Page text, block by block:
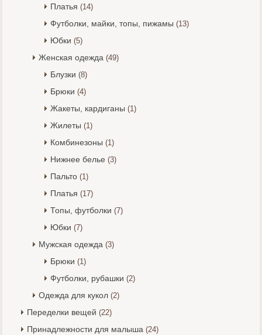
Платья (14)
Футболки, майки, топы, пижамы (13)
Юбки (5)
Женская одежда (49)
Блузки (8)
Брюки (4)
Жакеты, кардиганы (1)
Жилеты (1)
Комбинезоны (1)
Нижнее белье (3)
Пальто (1)
Платья (17)
Топы, футболки (7)
Юбки (7)
Мужская одежда (3)
Брюки (1)
Футболки, рубашки (2)
Одежда для кукол (2)
Переделки вещей (22)
Принадлежности для малыша (24)